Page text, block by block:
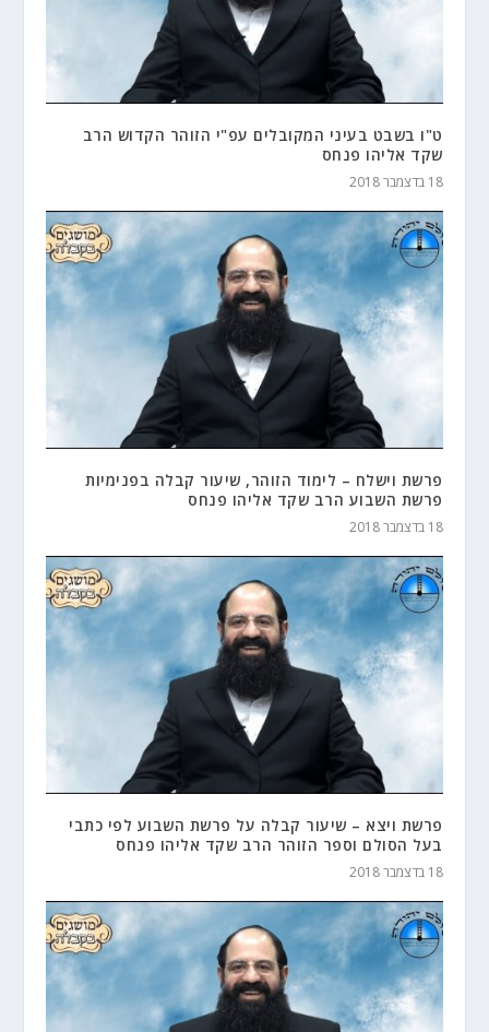
ט"ו בשבט בעיני המקובלים עפ"י הזוהר הקדוש הרב
שקד אליהו פנחס
18 בדצמבר 2018
פרשת וישלח – לימוד הזוהר, שיעור קבלה בפנימיות
פרשת השבוע הרב שקד אליהו פנחס
18 בדצמבר 2018
פרשת ויצא – שיעור קבלה על פרשת השבוע לפי כתבי
בעל הסולם וספר הזוהר הרב שקד אליהו פנחס
18 בדצמבר 2018